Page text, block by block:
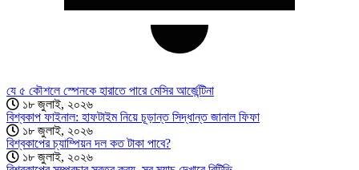
যে ৫ কৌশলে স্পেনকে হারাতে পারে মেসির আর্জেন্টিনা
১৮ জুলাই, ২০২৬
বিশ্বকাপ ফাইনাল: হাফটাইম নিয়ে চূড়ান্ত সিদ্ধান্ত জানাল ফিফা
১৮ জুলাই, ২০২৬
বিশ্বকাপের চ্যাম্পিয়ন দল কত টাকা পাবে?
১৮ জুলাই, ২০২৬